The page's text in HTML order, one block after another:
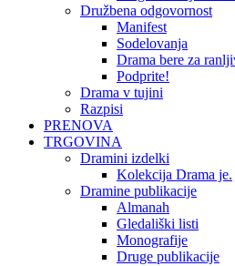
Družbena odgovornost
Manifest
Sodelovanja
Drama bere za
Podprite!
Drama v tujini
Razpisi
PRENOVA
TRGOVINA
Dramini izdelki
Kolekcija Drama je.
Dramine publikacije
Almanah
Gledališki listi
Monografije
Druge publikacije